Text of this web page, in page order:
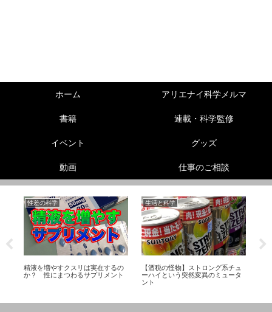
ホーム アリエナイ科学メルマ
書籍 連載・科学監修
イベント グッズ
動画 仕事のご相談
性差の科学
精液を増やすクスリは実在するの
か？ 性にまつわるサプリメント
生活と科学
【酒税の怪物】ストロング系チュ
ーハイという突然変異のミュータ
ント